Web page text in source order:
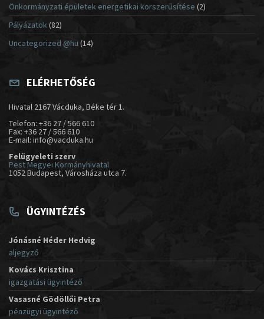
Önkormányzati épületek energetikai korszerűsítése (2)
Pályázatok (82)
Uncategorized @hu (14)
ELÉRHETŐSÉG
Hivatal 2167 Vácduka, Béke tér 1.
Telefon: +36 27 / 566 610
Fax: +36 27 / 566 610
E-mail: info@vacduka.hu
Felügyeleti szerv
Pest Megyei Kormányhivatal
1052 Budapest, Városháza utca 7.
ÜGYINTÉZÉS
Jónásné Héder Hedvig
aljegyző
Kovács Krisztina
igazgatási ügyintéző
Vasasné Gödöllői Petra
pénzügyi ügyintéző